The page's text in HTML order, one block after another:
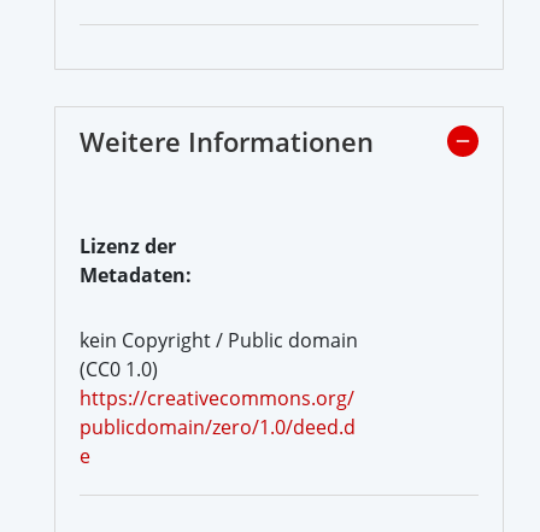
Weitere Informationen
Lizenz der
Metadaten:
kein Copyright / Public domain
(CC0 1.0)
https://creativecommons.org/
publicdomain/zero/1.0/deed.d
e